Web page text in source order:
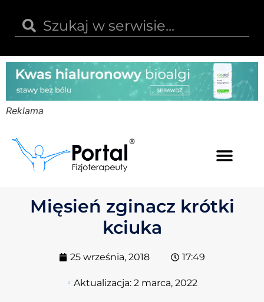
Reklama
Mięsień zginacz krótki
kciuka
25 września, 2018 17:49
Aktualizacja: 2 marca, 2022